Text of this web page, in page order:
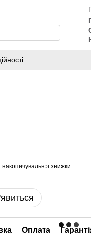
знижки
Оплата